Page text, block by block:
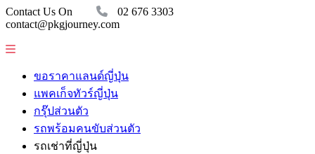
Contact Us On
02 676 3303
contact@pkgjourney.com
ขอราคาแลนด์ญี่ปุ่น
แพคเก็จทัวร์ญี่ปุ่น
กรุ๊ปส่วนตัว
รถพร้อมคนขับส่วนตัว
รถเช่าที่ญี่ปุ่น